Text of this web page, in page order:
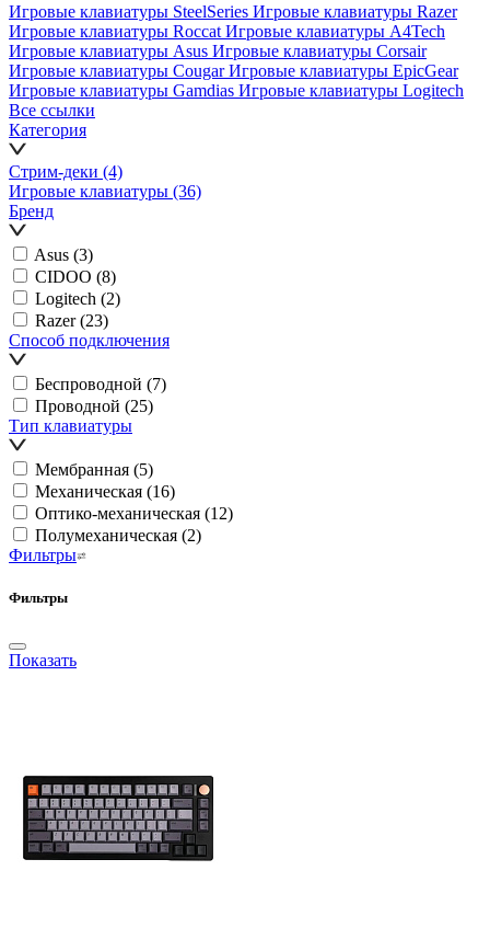
Игровые клавиатуры SteelSeries Игровые клавиатуры Razer
Игровые клавиатуры Roccat Игровые клавиатуры A4Tech
Игровые клавиатуры Asus Игровые клавиатуры Corsair
Игровые клавиатуры CougarИгровые клавиатуры EpicGear
Игровые клавиатуры Gamdias Игровые клавиатуры Logitech
Все ссылки
Категория
Стрим-деки (4)
Игровые клавиатуры (36)
Бренд
Asus (3)
CIDOO (8)
Logitech (2)
Razer (23)
Способ подключения
Беспроводной (7)
Проводной (25)
Тип клавиатуры
Мембранная (5)
Механическая (16)
Оптико-механическая (12)
Полумеханическая (2)
Фильтры
Фильтры
Показать